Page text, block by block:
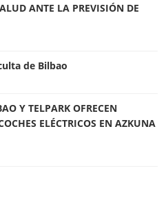
ANTE LA PREVISIÓN DE
de Bilbao
Y TELPARK OFRECEN
ELÉCTRICOS EN AZKUNA